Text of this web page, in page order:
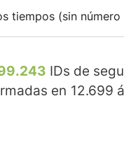
tiempos (sin número
IDs de
en 12.699